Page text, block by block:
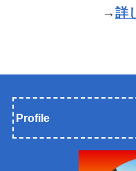
→詳
Profile